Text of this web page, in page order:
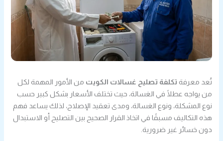
تُعد معرفة تكلفة تصليح غسالات الكويت من الأمور المهمة لكل
من يواجه عطلًا في الغسالة، حيث تختلف الأسعار بشكل كبير حسب
نوع المشكلة، ونوع الغسالة، ومدى تعقيد الإصلاح، لذلك يساعد فهم
هذه التكاليف مسبقًا في اتخاذ القرار الصحيح بين التصليح أو الاستبدال
دون خسائر غير ضرورية.